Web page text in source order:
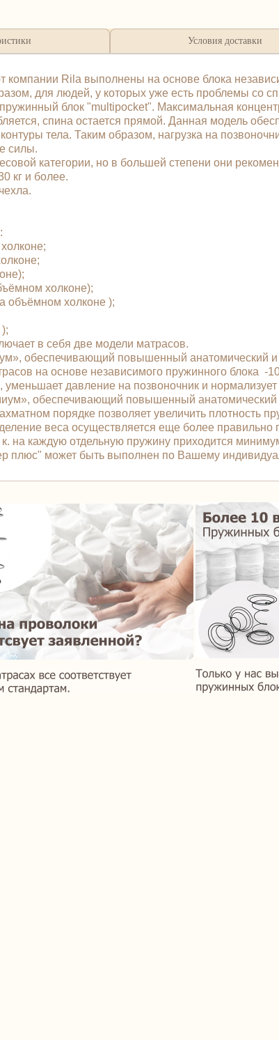
Условия доставки
компании Rila выполнены на основе блока
для людей, у которых уже есть проблемы со
блок "multipocket". Максимальная
спина остается прямой. Данная модель
тела. Таким образом, нагрузка на
силы.
категории, но в большей степени они
кг и более.
холконе);
объёмном холконе );
);
в себя две модели матрасов.
обеспечивающий повышенный анатомический и
на основе независимого пружинного блока
давление на позвоночник и
обеспечивающий повышенный анатомический
порядке позволяет увеличить плотность
веса осуществляется еще более
на каждую отдельную пружину приходится
плюс" может быть выполнен по Вашему